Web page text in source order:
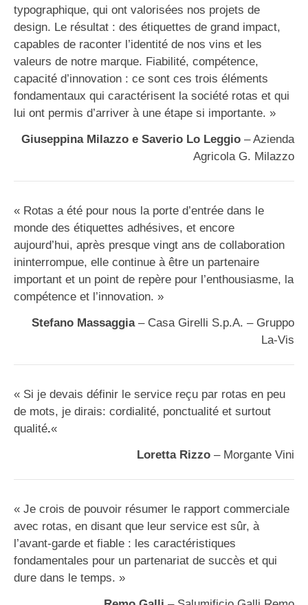
typographique, qui ont valorisées nos projets de
design. Le résultat : des étiquettes de grand impact,
capables de raconter l’identité de nos vins et les
valeurs de notre marque. Fiabilité, compétence,
capacité d’innovation : ce sont ces trois éléments
fondamentaux qui caractérisent la société rotas et qui
lui ont permis d’arriver à une étape si importante. »
Giuseppina Milazzo e Saverio Lo Leggio – Azienda
Agricola G. Milazzo
« Rotas a été pour nous la porte d’entrée dans le
monde des étiquettes adhésives, et encore
aujourd’hui, après presque vingt ans de collaboration
ininterrompue, elle continue à être un partenaire
important et un point de repère pour l’enthousiasme, la
compétence et l’innovation. »
Stefano Massaggia– Casa Girelli S.p.A. – Gruppo
La-Vis
« Si je devais définir le service reçu par rotas en peu
de mots, je dirais: cordialité, ponctualité et surtout
qualité.«
Loretta Rizzo – Morgante Vini
« Je crois de pouvoir résumer le rapport commerciale
avec rotas, en disant que leur service est sûr, à
l’avant-garde et fiable : les caractéristiques
fondamentales pour un partenariat de succès et qui
dure dans le temps. »